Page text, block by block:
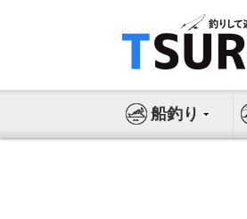
ス
船釣り